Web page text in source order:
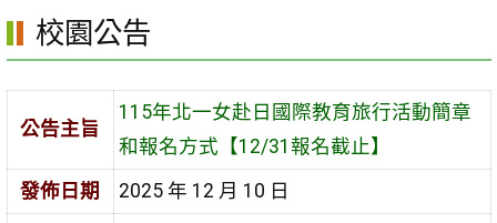
校園公告
公告主旨
115年北一女赴日國際教育旅行活動簡章
和報名方式【12/31報名截止】
發佈日期
2025 年 12 月 10 日